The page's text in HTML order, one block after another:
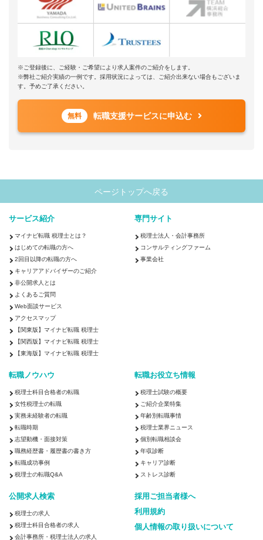
※ご登録後に、ご経験・ご希望により求人案件のご紹介をします。
※弊社ご紹介実績の一例です。採用状況によっては、ご紹介出来ない場合もございま
す。予めご了承ください。
無料 転職支援サービスに申込む
ページトップへ戻る
サービス紹介
マイナビ転職 税理士とは？
はじめての転職の方へ
2回目以降の転職の方へ
キャリアアドバイザーのご紹介
非公開求人とは
よくあるご質問
Web面談サービス
アクセスマップ
【関東版】マイナビ転職 税理士
【関西版】マイナビ転職 税理士
【東海版】マイナビ転職 税理士
専門サイト
税理士法人・会計事務所
コンサルティングファーム
事業会社
転職ノウハウ
税理士科目合格者の転職
女性税理士の転職
実務未経験者の転職
転職時期
志望動機・面接対策
職務経歴書・履歴書の書き方
転職成功事例
税理士の転職Q&A
転職お役立ち情報
税理士試験の概要
ご紹介企業特集
年齢別転職事情
税理士業界ニュース
個別転職相談会
年収診断
キャリア診断
ストレス診断
公開求人検索
税理士の求人
税理士科目合格者の求人
会計事務所・税理士法人の求人
採用ご担当者様へ
利用規約
個人情報の取り扱いについて